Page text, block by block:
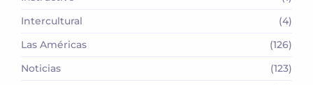
Intercultural
(4)
Las Américas
(126)
Noticias
(123)